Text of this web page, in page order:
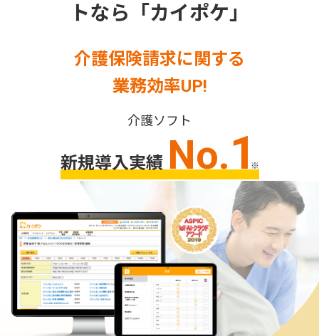
トなら「カイポケ」
介護保険請求に関する
業務効率UP!
介護ソフト
新規導入実績 No.1※